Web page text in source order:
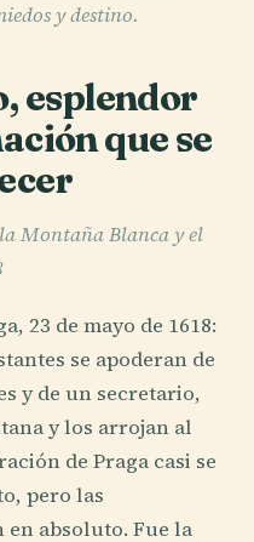
y destino.
esplendor
que se
Montaña Blanca y el
23 de mayo de 1618:
se apoderan de
y de un secretario,
y los arrojan al
de Praga casi se
pero las
absoluto. Fue la